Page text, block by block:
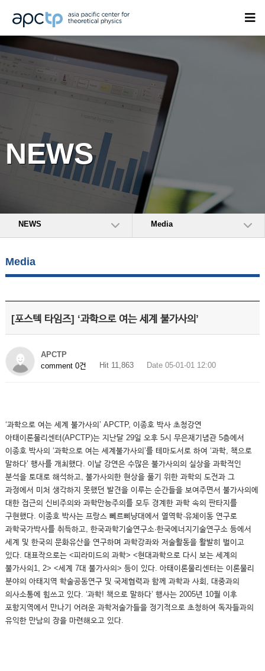
NEWS
NEWS Media
Media
[포스텍 타임즈] ‘과학으로 여는 세계 불가사의’
APCTP
comment 0건
Hit 11,863 Date 05-01-01 12:00
‘과학으로 여는 세계 불가사의’ APCTP, 이종호 박사 초청강연
아태이론물리센터(APCTP)는 지난달 29일 오후 5시 무은재기념관 5층에서
이종호 박사의 ‘과학으로 여는 세계불가사의’를 테마도서로 하여 ‘과학, 책으로
말하다’ 행사를 개최했다. 이날 강연은 수많은 불가사의의 실상을 과학적인
분석을 토대로 해석하고, 불가사의한 현상을 풀기 위한 과학의 도전과 그
과정에서 미처 생각하지 못했던 발견을 이루는 순간들을 보여주면서 불가사의에
대한 접근의 신비주의와 과학만능주의를 모두 경계한 과학 속의 판타지를
구현했다. 이종호 박사는 프랑스 뻬르삐냥대에서 열역학·유체이동 연구로
과학국가박사를 취득하고, 한국과학기술연구소·한국에너지기술연구소 등에서
세계 및 한국의 문화유산을 연구하며 과학강좌와 저술활동을 활발히 벌이고
있다. 대표작으로는 <피라미드의 과학> <현대과학으로 다시 보는 세계의
불가사의1, 2> <세계 7대 불가사의> 등이 있다. 아태이론물리센터는 이론물리
분야의 아태지역 학술공동연구 및 국제협력과 함께 과학과 사회, 대중과의
의사소통에 힘쓰고 있다. ‘과학! 책으로 말하다’ 행사는 2005년 10월 이후
포항지역에서 만나기 어려운 과학저술가들을 정기적으로 초청하여 독자들과의
유익한 만남의 장을 마련해오고 있다.